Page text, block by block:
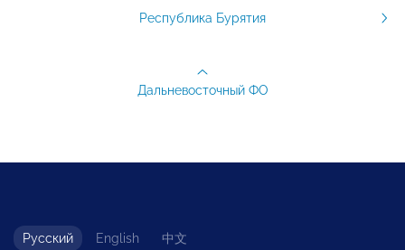
Республика Бурятия
Дальневосточный ФО
Русский English 中文